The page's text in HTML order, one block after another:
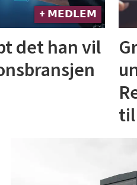
+ 𝗠𝗘𝗗𝗟𝗘𝗠
det han vil
til